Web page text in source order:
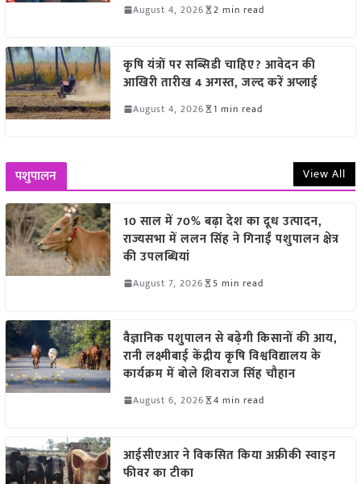
August 4, 2026 2 min read
कृषि यंत्रों पर सब्सिडी चाहिए? आवेदन की
आखिरी तारीख 4 अगस्त, जल्द करें अप्लाई
August 4, 2026 1 min read
पशुपालन View All
10 साल में 70% बढ़ा देश का दूध उत्पादन,
राज्यसभा में ललन सिंह ने गिनाईं पशुपालन क्षेत्र
की उपलब्धियां
August 7, 2026 5 min read
वैज्ञानिक पशुपालन से बढ़ेगी किसानों की आय,
रानी लक्ष्मीबाई केंद्रीय कृषि विश्वविद्यालय के
कार्यक्रम में बोले शिवराज सिंह चौहान
August 6, 2026 4 min read
आईसीएआर ने विकसित किया अफ्रीकी स्वाइन
फीवर का टीका